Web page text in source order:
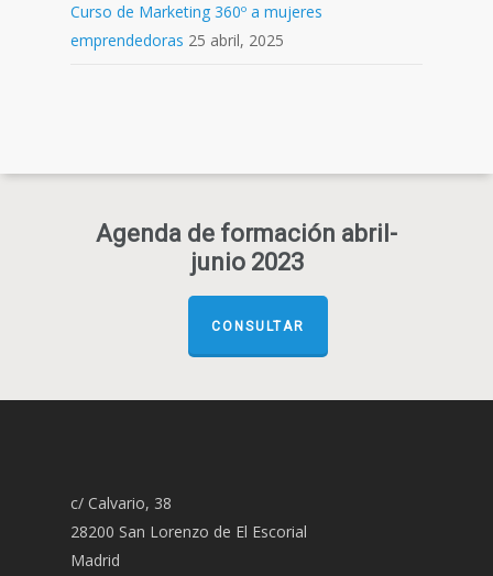
Curso de Marketing 360º a mujeres
emprendedoras 25 abril, 2025
Agenda de formación abril-
junio 2023
CONSULTAR
c/ Calvario, 38
28200 San Lorenzo de El Escorial
Madrid